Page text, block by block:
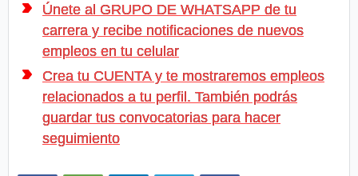
Únete al GRUPO DE WHATSAPP de tu
carrera y recibe notificaciones de nuevos
empleos en tu celular
Crea tu CUENTA y te mostraremos empleos
relacionados a tu perfil. También podrás
guardar tus convocatorias para hacer
seguimiento